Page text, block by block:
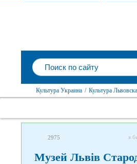
Культура Украина / Культура
2975 я
Музей Львів
Следите за нами в